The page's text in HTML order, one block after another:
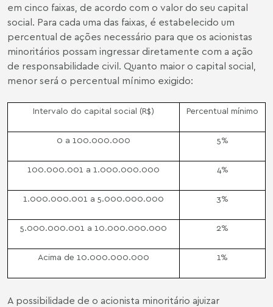
em cinco faixas, de acordo com o valor do seu capital
social. Para cada uma das faixas, é estabelecido um
percentual de ações necessário para que os acionistas
minoritários possam ingressar diretamente com a ação
de responsabilidade civil. Quanto maior o capital social,
menor será o percentual mínimo exigido:
Intervalo do capital social (R$) Percentual mínimo
0 a 100.000.000 5%
100.000.001 a 1.000.000.000 4%
1.000.000.001 a 5.000.000.000 3%
5.000.000.001 a 10.000.000.000 2%
Acima de 10.000.000.000 1%
A possibilidade de o acionista minoritário ajuizar